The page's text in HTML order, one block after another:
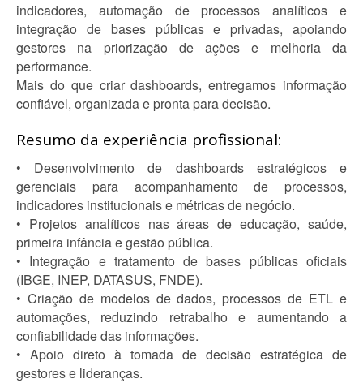
indicadores, automação de processos analíticos e
integração de bases públicas e privadas, apoiando
gestores na priorização de ações e melhoria da
performance.
Mais do que criar dashboards, entregamos informação
confiável, organizada e pronta para decisão.
Resumo da experiência profissional:
• Desenvolvimento de dashboards estratégicos e
gerenciais para acompanhamento de processos,
indicadores institucionais e métricas de negócio.
• Projetos analíticos nas áreas de educação, saúde,
primeira infância e gestão pública.
• Integração e tratamento de bases públicas oficiais
(IBGE, INEP, DATASUS, FNDE).
• Criação de modelos de dados, processos de ETL e
automações, reduzindo retrabalho e aumentando a
confiabilidade das informações.
• Apoio direto à tomada de decisão estratégica de
gestores e lideranças.